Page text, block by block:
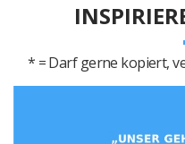
* = Darf gerne kopiert,